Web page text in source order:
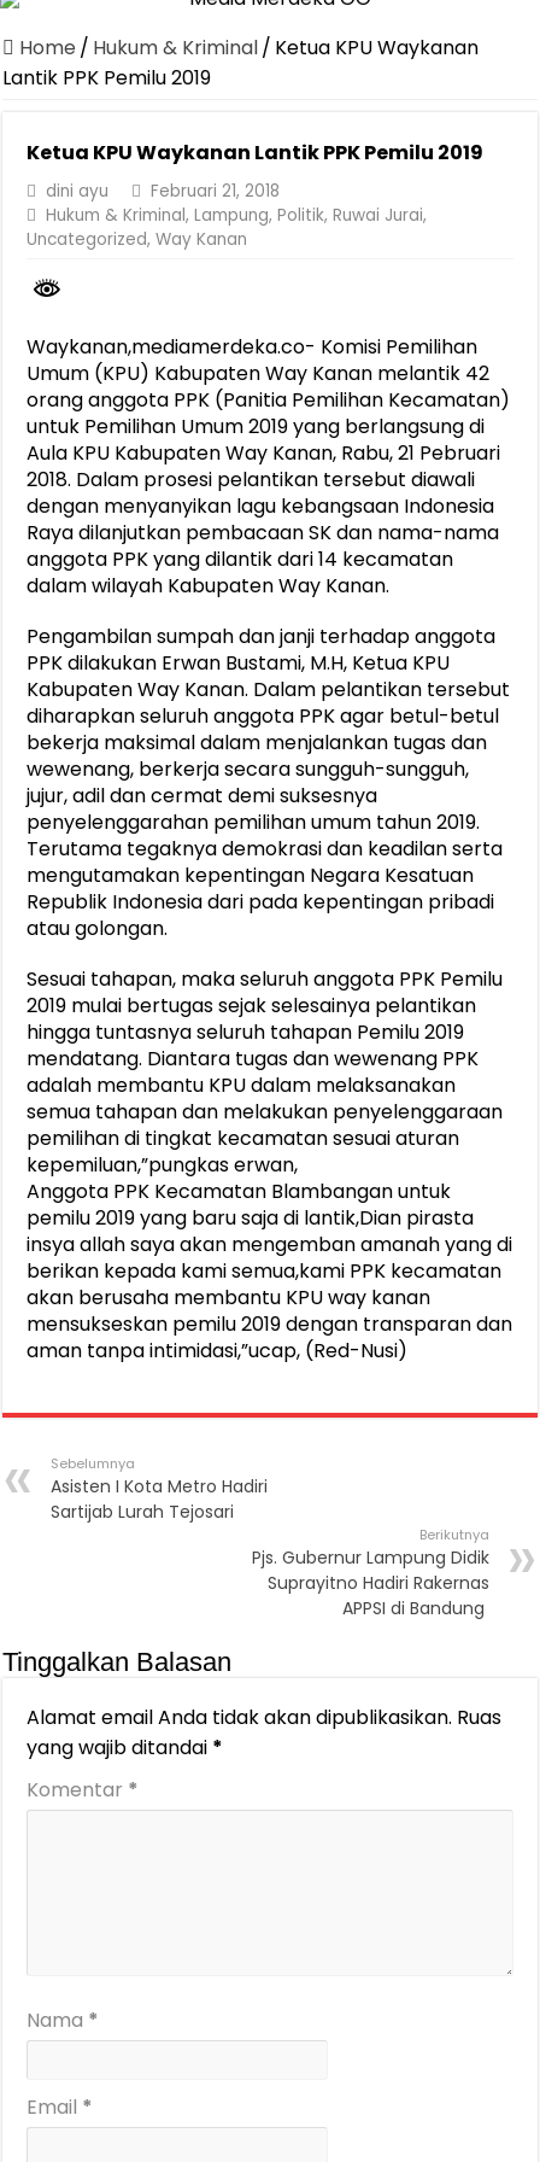
Dirut Jasa Raharja Dampingi Wamenhub Tinjau Penanganan
Pastikan Pelayanan Maksimal, Direksi Jasa Raharja Tinjau Korban
Jasa Raharja Jamin Seluruh Korban Kebakaran KM Mutiara
Gelar Audiensi, Jasa Raharja dan Kementerian PANRB Perkuat
Berkontribusi terhadap Keselamatan dan Mobilitas Masyarakat,
Pemprov Lampung Dukung Penuh Lampung Financial Festival,
Ketua PMI Provinsi Lampung Lantik Pengurus PMI Lampung
Home / Hukum & Kriminal/ Ketua KPU Waykanan
Lantik PPK Pemilu 2019
Ketua KPU Waykanan Lantik PPK Pemilu 2019
dini ayu
Februari 21, 2018
Hukum & Kriminal,Lampung,Politik,Ruwai Jurai,
Uncategorized,Way Kanan
Waykanan,mediamerdeka.co- Komisi Pemilihan
Umum (KPU) Kabupaten Way Kanan melantik 42
orang anggota PPK (Panitia Pemilihan Kecamatan)
untuk Pemilihan Umum 2019 yang berlangsung di
Aula KPU Kabupaten Way Kanan, Rabu, 21 Pebruari
2018. Dalam prosesi pelantikan tersebut diawali
dengan menyanyikan lagu kebangsaan Indonesia
Raya dilanjutkan pembacaan SK dan nama-nama
anggota PPK yang dilantik dari 14 kecamatan
dalam wilayah Kabupaten Way Kanan.
Pengambilan sumpah dan janji terhadap anggota
PPK dilakukan Erwan Bustami, M.H, Ketua KPU
Kabupaten Way Kanan. Dalam pelantikan tersebut
diharapkan seluruh anggota PPK agar betul-betul
bekerja maksimal dalam menjalankan tugas dan
wewenang, berkerja secara sungguh-sungguh,
jujur, adil dan cermat demi suksesnya
penyelenggarahan pemilihan umum tahun 2019.
Terutama tegaknya demokrasi dan keadilan serta
mengutamakan kepentingan Negara Kesatuan
Republik Indonesia dari pada kepentingan pribadi
atau golongan.
Sesuai tahapan, maka seluruh anggota PPK Pemilu
2019 mulai bertugas sejak selesainya pelantikan
hingga tuntasnya seluruh tahapan Pemilu 2019
mendatang. Diantara tugas dan wewenang PPK
adalah membantu KPU dalam melaksanakan
semua tahapan dan melakukan penyelenggaraan
pemilihan di tingkat kecamatan sesuai aturan
kepemiluan,”pungkas erwan,
Anggota PPK Kecamatan Blambangan untuk
pemilu 2019 yang baru saja di lantik,Dian pirasta
insya allah saya akan mengemban amanah yang di
berikan kepada kami semua,kami PPK kecamatan
akan berusaha membantu KPU way kanan
mensukseskan pemilu 2019 dengan transparan dan
aman tanpa intimidasi,”ucap, (Red-Nusi)
Sebelumnya
Asisten I Kota Metro Hadiri
Sartijab Lurah Tejosari
Berikutnya
Pjs. Gubernur Lampung Didik
Suprayitno Hadiri Rakernas
APPSI di Bandung
Tinggalkan Balasan
Alamat email Anda tidak akan dipublikasikan. Ruas
yang wajib ditandai *
Komentar *
Nama *
Email *